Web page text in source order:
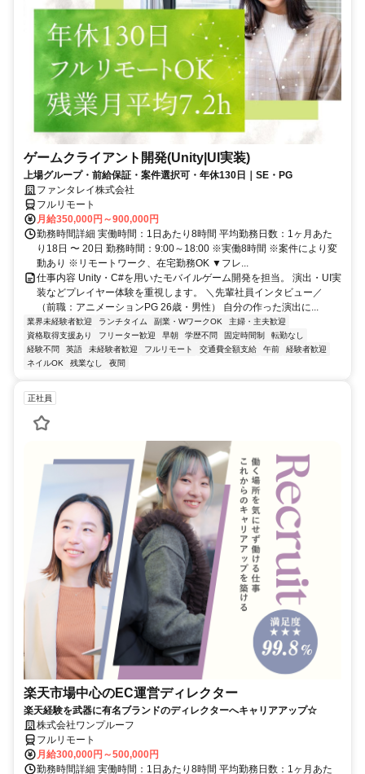
ゲームクライアント開発(Unity|UI実装)
上場グループ・前給保証・案件選択可・年休130日｜SE・PG
ファンタレイ株式会社
フルリモート
月給350,000円～900,000円
勤務時間詳細 実働時間：1日あたり8時間 平均勤務日数：1ヶ月あた
り18日 〜 20日 勤務時間：9:00～18:00 ※実働8時間 ※案件により変
動あり ※リモートワーク、在宅勤務OK ▼フレ...
仕事内容 Unity・C#を用いたモバイルゲーム開発を担当。 演出・UI実
装などプレイヤー体験を重視します。 ＼先輩社員インタビュー／
（前職：アニメーションPG 26歳・男性） 自分の作った演出に...
業界未経験者歓迎 ランチタイム 副業・WワークOK
主婦・主夫歓迎
資格取得支援あり
フリーター歓迎 早朝 学歴不問 固定時間制
転勤なし
経験不問
英語 未経験者歓迎 フルリモート 交通費全額支給 午前
経験者歓迎
ネイルOK
残業なし 夜間
正社員
楽天市場中心のEC運営ディレクター
楽天経験を武器に有名ブランドのディレクターへキャリアアップ☆
株式会社ワンプルーフ
フルリモート
月給300,000円～500,000円
勤務時間詳細 実働時間：1日あたり8時間 平均勤務日数：1ヶ月あた